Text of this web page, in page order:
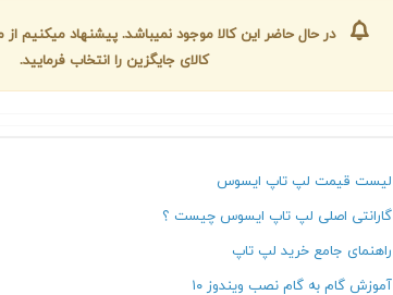
در حال حاضر این کالا موجود نمیباشد. پیشنهاد میکنیم
کالای جایگزین را انتخاب فرمایید.
لیست قیمت لپ تاپ ایسوس
گارانتی اصلی لپ تاپ ایسوس چیست ؟
راهنمای جامع خرید لپ تاپ
آموزش گام به گام نصب ویندوز ۱۰